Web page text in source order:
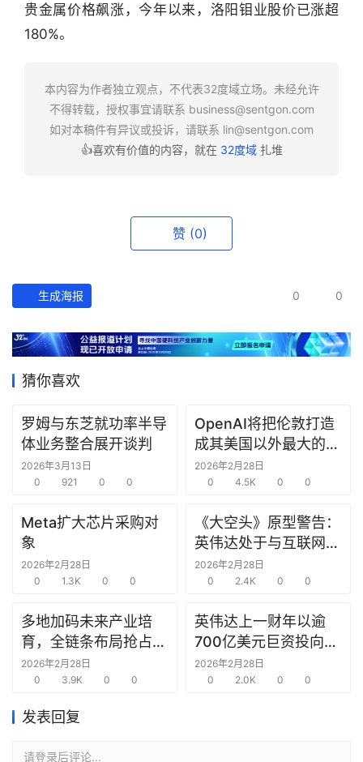
行
业
经
数
据
研
选
报
创
投
之
商
机
链
圈
贵金属价格飙涨，今年以来，洛阳钼业股价已涨超
180%。
本内容为作者独立观点，不代表32度域立场。未经允许
不得转载，授权事宜请联系 business@sentgon.com
如对本稿件有异议或投诉，请联系 lin@sentgon.com
👍喜欢有价值的内容，就在 32度域扎堆
赞 (0)
生成海报 0 0
猜你喜欢
罗姆与东芝就功率半导
体业务整合展开谈判
2026年3月13日
0
921 0 0
OpenAI将把伦敦打造
成其美国以外最大的研
究中心
2026年2月28日
0
4.5K 0 0
Meta扩大芯片采购对
象
2026年2月28日
0
1.3K 0 0
《大空头》原型警告：
英伟达处于与互联网泡
沫时期思科同样的“危
险境地”
2026年2月28日
0
2.4K 0 0
多地加码未来产业培
育，全链条布局抢占新
赛道先机
2026年2月28日
0
3.9K 0 0
英伟达上一财年以逾
700亿美元巨资投向合
作方，竭力巩固AI芯片
需求
2026年2月28日
0
2.0K 0 0
发表回复
请登录后评论...